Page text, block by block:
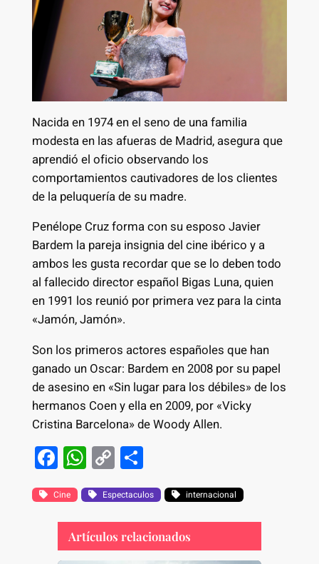
Nacida en 1974 en el seno de una familia
modesta en las afueras de Madrid, asegura que
aprendió el oficio observando los
comportamientos cautivadores de los clientes
de la peluquería de su madre.
Penélope Cruz forma con su esposo Javier
Bardem la pareja insignia del cine ibérico y a
ambos les gusta recordar que se lo deben todo
al fallecido director español Bigas Luna, quien
en 1991 los reunió por primera vez para la cinta
«Jamón, Jamón».
Son los primeros actores españoles que han
ganado un Oscar: Bardem en 2008 por su papel
de asesino en «Sin lugar para los débiles» de los
hermanos Coen y ella en 2009, por «Vicky
Cristina Barcelona» de Woody Allen.
F
a
c
e
b
W
h
at
s
A
C
o
p
y
Li
S
h
ar
e
Cine Espectaculos internacional
Artículos relacionados